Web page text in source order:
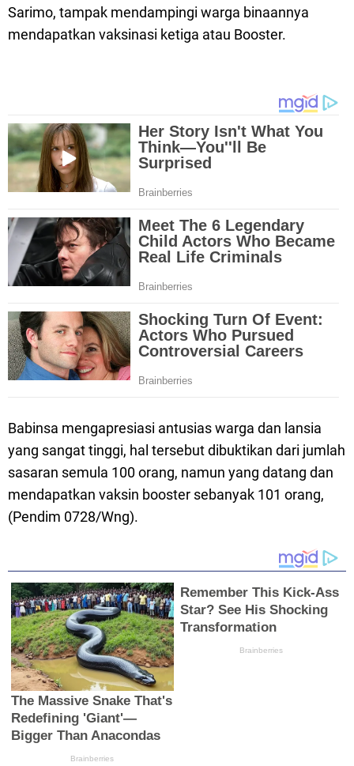
Sarimo, tampak mendampingi warga binaannya
mendapatkan vaksinasi ketiga atau Booster.
Babinsa mengapresiasi antusias warga dan lansia
yang sangat tinggi, hal tersebut dibuktikan dari jumlah
sasaran semula 100 orang, namun yang datang dan
mendapatkan vaksin booster sebanyak 101 orang,
(Pendim 0728/Wng).